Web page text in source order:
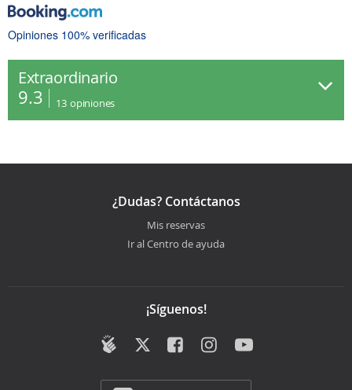
Opiniones 100% verificadas
Extraordinario
9.3 13 opiniones
¿Dudas? Contáctanos
Mis reservas
Ir al Centro de ayuda
¡Síguenos!